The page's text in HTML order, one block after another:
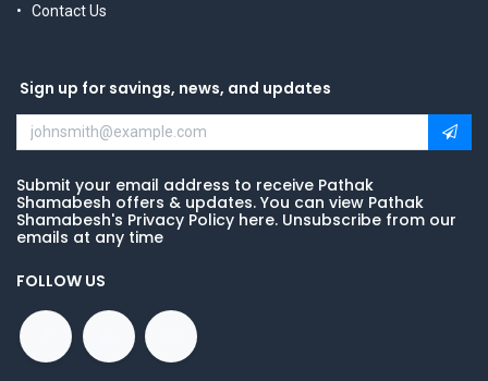
Contact Us
Sign up for savings, news, and updates
Submit your email address to receive Pathak
Shamabesh offers & updates. You can view Pathak
Shamabesh's Privacy Policy here. Unsubscribe from our
emails at any time
FOLLOW US